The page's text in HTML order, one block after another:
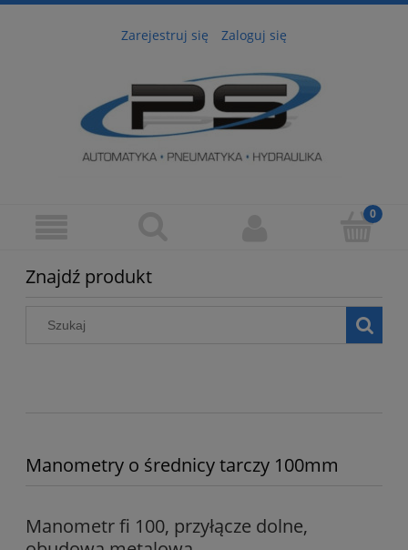
Zarejestruj się Zaloguj się
Znajdź produkt
Manometry o średnicy tarczy 100mm
Manometr fi 100, przyłącze dolne,